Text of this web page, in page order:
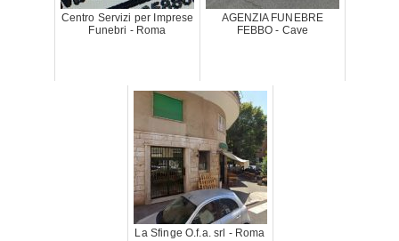
Centro Servizi per Imprese
Funebri - Roma
AGENZIA FUNEBRE
FEBBO - Cave
La Sfinge O.f.a. srl - Roma